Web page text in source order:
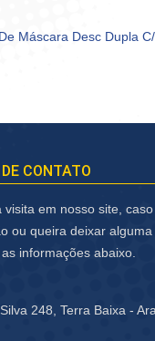
Máscara Desc Dupla
CONTATO
visita em nosso site,
ou queira deixar
informações abaixo.
248, Terra Baixa -